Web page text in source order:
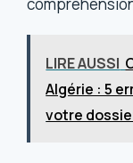
LIRE AUSSI
Algérie : 5
votre